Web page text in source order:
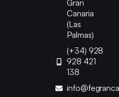
Gran
Canaria
(Las
Palmas)
(+34) 928
928 421
138